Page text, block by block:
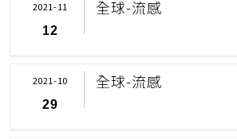
全球-流感
2021-11
12
全球-流感
2021-10
29